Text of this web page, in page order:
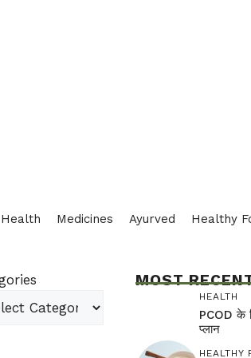
Health Medicines Ayurved Healthy
MOST
HEALTH
PCOD के
प्लान
HEALTHY